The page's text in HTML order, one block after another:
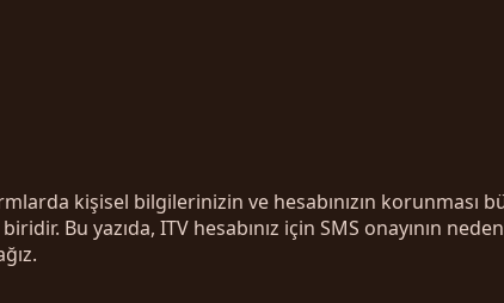
kişisel bilgilerinizin ve hesabınızın korunması
Bu yazıda, ITV hesabınız için SMS onayının